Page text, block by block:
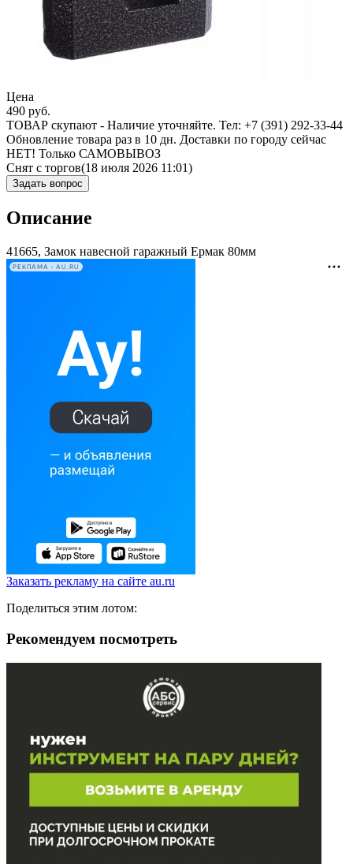
Цена
490 руб.
ТОВАР скупают - Наличие уточняйте. Тел: +7 (391) 292-33-44
Обновление товара раз в 10 дн. Доставки по городу сейчас
НЕТ! Только САМОВЫВОЗ
Снят с торгов(18 июля 2026 11:01)
Задать вопрос
Описание
41665, Замок навесной гаражный Ермак 80мм
РЕКЛАМА • AU.RU
Заказать рекламу на сайте au.ru
Поделиться этим лотом:
Рекомендуем посмотреть